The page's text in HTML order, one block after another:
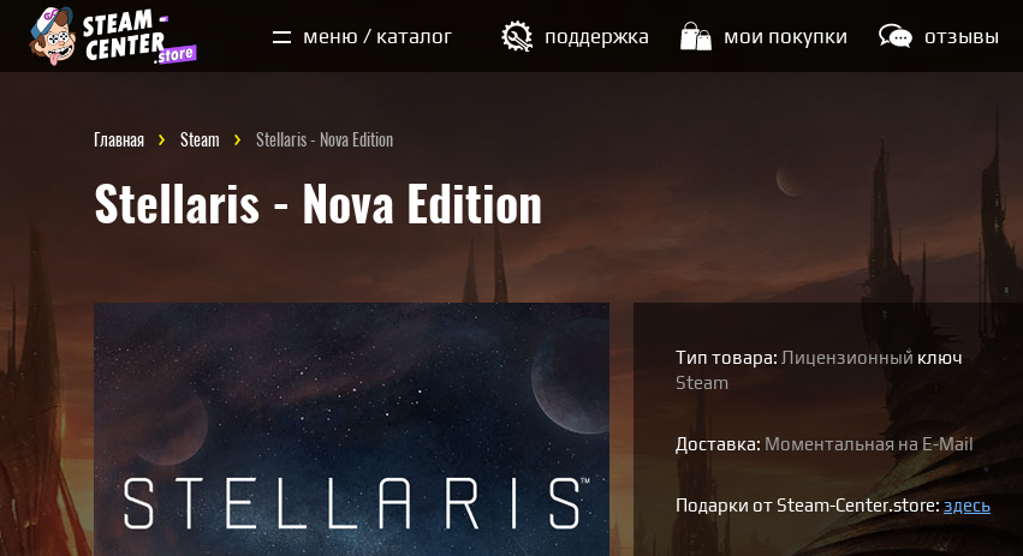
меню / каталог поддержка мои покупки отзывы
Мои покупки
Главная Steam Stellaris - Nova Edition
Stellaris - Nova Edition
Тип товара: Лицензионный ключ
Steam
Доставка: Моментальная на E-Mail
Подарки от Steam-Center.store:здесь